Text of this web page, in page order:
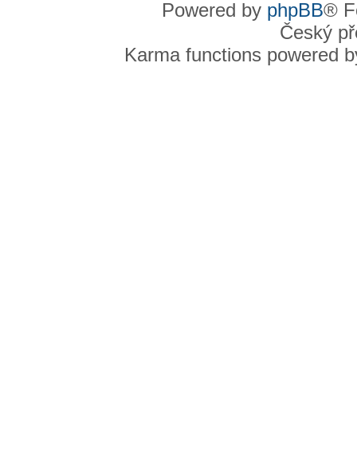
Powered by phpBB®
Český
Karma functions powered